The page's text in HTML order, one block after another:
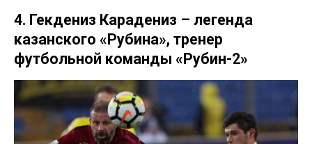
4. Гекдениз Карадениз – легенда
казанского «Рубина», тренер
футбольной команды «Рубин-2»